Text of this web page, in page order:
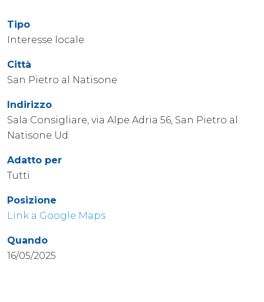
Tipo
Interesse locale
Città
San Pietro al Natisone
Indirizzo
Sala Consigliare, via Alpe Adria 56, San Pietro al
Natisone Ud
Adatto per
Tutti
Posizione
Link a Google Maps
Quando
16/05/2025